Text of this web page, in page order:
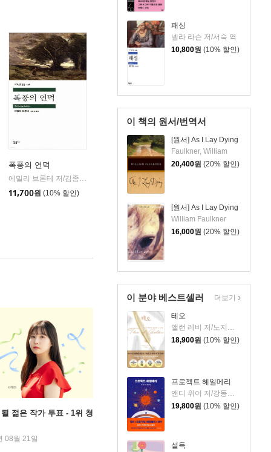
패싱
넬라 라슨 저/서숙 역
10,800원 (10% 할인)
이 책의 원서/번역서
[원서] As I Lay Dying
Faulkner, William
20,400원 (20% 할인)
[원서] As I Lay Dying
William Faulkner
16,000원 (20% 할인)
이 분야 베스트셀러
테오
18,900원 (10% 할인)
프로젝트 헤일메리
앤디 위어 저/강동혁 역
19,800원 (10% 할인)
설득
더보기
사
폭풍의 언덕
에밀리 브론테 저/김종길 역
11,700원 (10% 할인)
젊은 작가 투표 - 1위 청
08월 21일